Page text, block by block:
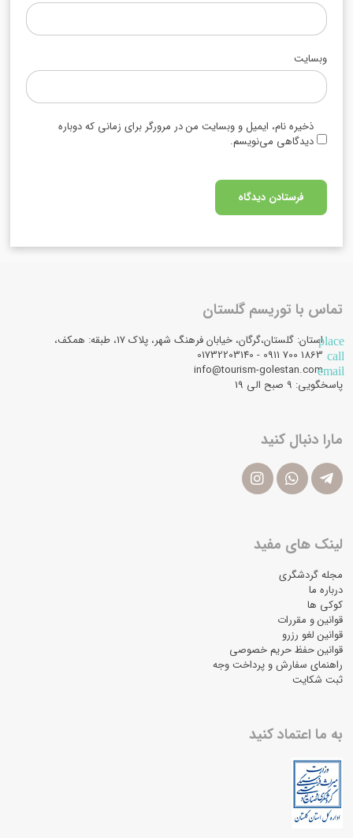
وبسایت
ذخیره نام، ایمیل و وبسایت من در مرورگر برای زمانی که دوباره
دیدگاهی می‌نویسم.
تماس با توریسم گلستان
placeاستان: گلستان،گرگان، خیابان فرهنگ شهر، پلاک 17، طبقه: همکف،
call
email
info@tourism-golestan.com
پاسخگویی: ۹ صبح الی 19
مارا دنبال کنید
لینک های مفید
مجله گردشگری
درباره ما
کوکی ها
قوانین و مقررات
قوانین لغو رزرو
قوانین حفظ حریم خصوصی
راهنمای سفارش و پرداخت وجه
ثبت شکایت
به ما اعتماد کنید